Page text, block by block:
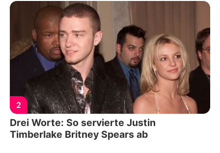
2
Drei Worte: So servierte Justin
Timberlake Britney Spears ab